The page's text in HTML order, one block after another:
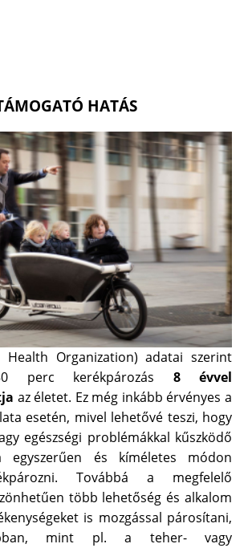
HATÁS
Health Organization) adatai szerint
perc kerékpározás 8 évvel
az életet. Ez még inkább érvényes a
esetén, mivel lehetővé teszi, hogy
egészségi problémákkal kűszködő
egyszerűen és kíméletes módon
Továbbá a megfelelő
több lehetőség és alkalom
is mozgással párosítani,
mint pl. a teher- vagy